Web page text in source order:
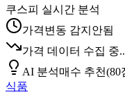
쿠스피 실시간 분석
가격변동 감지안됨
가격 데이터 수집 중
AI 분석매수 추천(80
식품